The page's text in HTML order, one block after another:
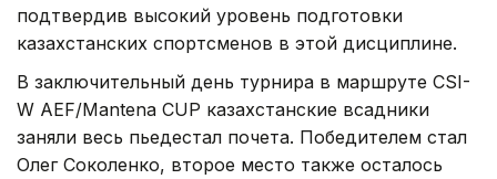
подтвердив высокий уровень подготовки
казахстанских спортсменов в этой дисциплине.
В заключительный день турнира в маршруте CSI-
W AEF/Mantena CUP казахстанские всадники
заняли весь пьедестал почета. Победителем стал
Олег Соколенко, второе место также осталось